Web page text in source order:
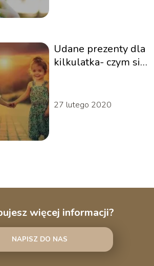
Udane prezenty dla
kilkulatka- czym się
27 lutego 2020
więcej informacji?
NAPISZ DO NAS